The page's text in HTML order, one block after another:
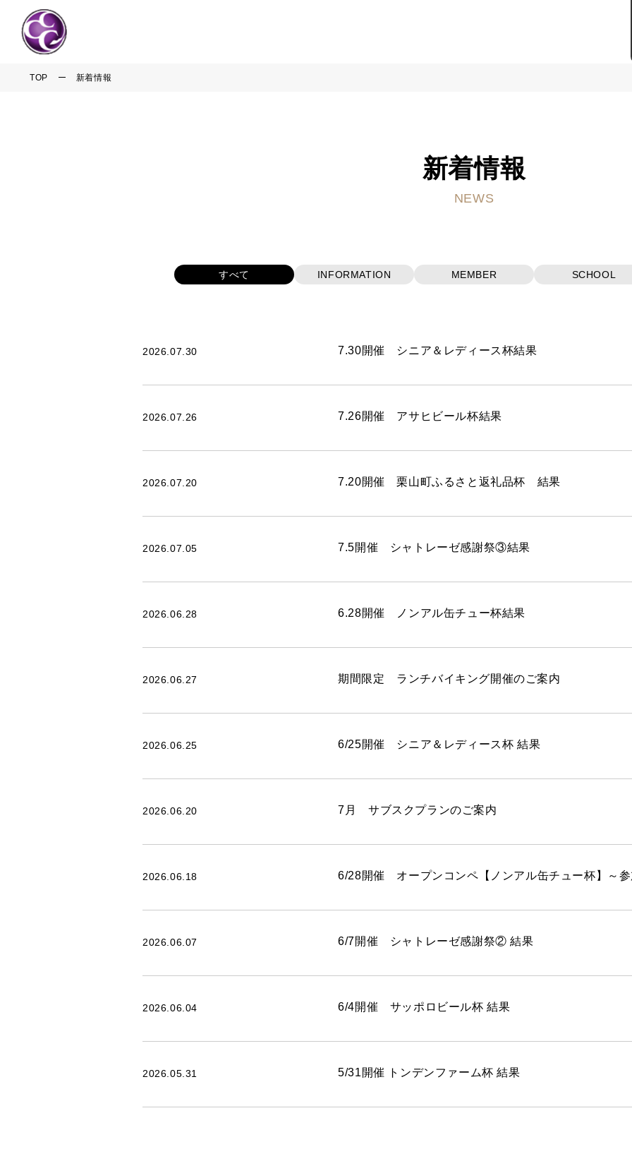
TOP 新着情報
新着情報
NEWS
すべて INFORMATION MEMBER SCHOOL
2026.07.30 7.30開催 シニア＆レディース杯結果
2026.07.26 7.26開催 アサヒビール杯結果
2026.07.20 7.20開催 栗山町ふるさと返礼品杯 結果
2026.07.05 7.5開催 シャトレーゼ感謝祭③結果
2026.06.28 6.28開催 ノンアル缶チュー杯結果
2026.06.27 期間限定 ランチバイキング開催のご案内
2026.06.25 6/25開催 シニア＆レディース杯 結果
2026.06.20 7月 サブスクプランのご案内
2026.06.18 6/28開催 オープンコンペ【ノンアル缶チュー杯】～
2026.06.07 6/7開催 シャトレーゼ感謝祭② 結果
2026.06.04 6/4開催 サッポロビール杯 結果
2026.05.31 5/31開催 トンデンファーム杯 結果